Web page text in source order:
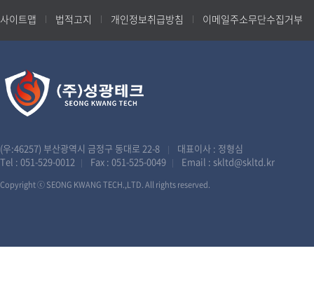
사이트맵 법적고지 개인정보취급방침 이메일주소무단수집거부
(우:46257) 부산광역시 금정구 동대로 22-8 |
대표이사 : 정형심
Tel : 051-529-0012 | Fax : 051-525-0049 | Email : skltd@skltd.kr
Copyright ⓒ SEONG KWANG TECH.,LTD. All rights reserved.